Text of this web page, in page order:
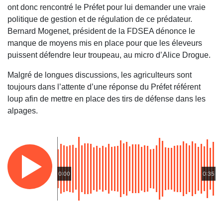
ont donc rencontré le Préfet pour lui demander une vraie
politique de gestion et de régulation de ce prédateur.
Bernard Mogenet, président de la FDSEA dénonce le
manque de moyens mis en place pour que les éleveurs
puissent défendre leur troupeau, au micro d’Alice Drogue.
Malgré de longues discussions, les agriculteurs sont
toujours dans l’attente d’une réponse du Préfet référent
loup afin de mettre en place des tirs de défense dans les
alpages.
0:00 0:35